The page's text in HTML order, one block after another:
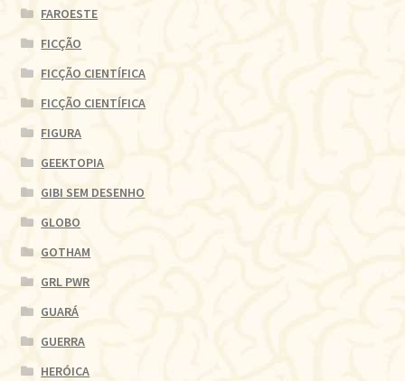
FAROESTE
FICÇÃO
FICÇÃO CIENTÍFICA
FICÇÃO CIENTÍFICA
FIGURA
GEEKTOPIA
GIBI SEM DESENHO
GLOBO
GOTHAM
GRL PWR
GUARÁ
GUERRA
HERÓICA